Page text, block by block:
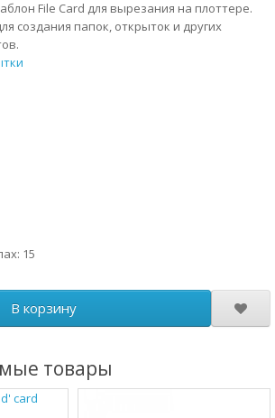
File Card для вырезания на плоттере.
создания папок, открыток и других
15
В корзину
товары